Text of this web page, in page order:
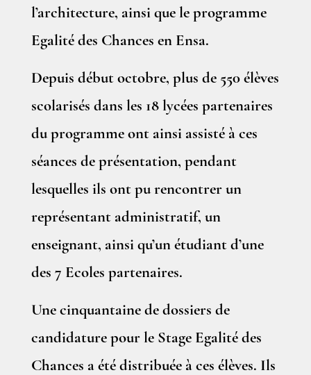
l’architecture, ainsi que le programme
Egalité des Chances en Ensa.
Depuis début octobre, plus de 550 élèves
scolarisés dans les 18 lycées partenaires
du programme ont ainsi assisté à ces
séances de présentation, pendant
lesquelles ils ont pu rencontrer un
représentant administratif, un
enseignant, ainsi qu’un étudiant d’une
des 7 Ecoles partenaires.
Une cinquantaine de dossiers de
candidature pour le Stage Egalité des
Chances a été distribuée à ces élèves. Ils